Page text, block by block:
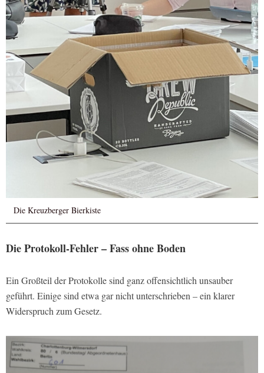
Die Kreuzberger Bierkiste
Die Protokoll-Fehler – Fass ohne Boden
Ein Großteil der Protokolle sind ganz offensichtlich unsauber
geführt. Einige sind etwa gar nicht unterschrieben – ein klarer
Widerspruch zum Gesetz.